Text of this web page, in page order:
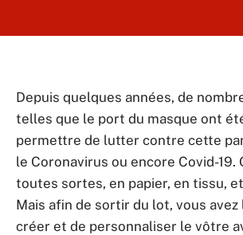
Depuis quelques années, de
telles que le port du masque ont
permettre de lutter contre cette
le Coronavirus ou encore Covid-19.
toutes sortes, en papier, en tissu,
Mais afin de sortir du lot, vous
créer et de personnaliser le vôtre